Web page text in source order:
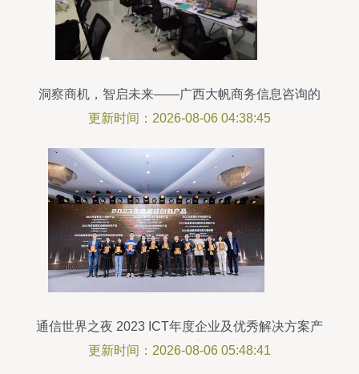
洞察商机，智启未来——广西大帆商务信息咨询的
价值与实践
更新时间：2026-08-06 04:38:45
通信世界之夜 2023 ICT年度企业及优秀解决方案产
品揭晓，共绘数字未来蓝图
更新时间：2026-08-06 05:48:41